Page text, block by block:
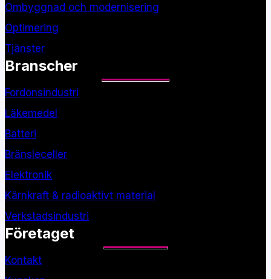
Ombyggnad och modernisering
Optimering
Tjänster
Branscher
Fordonsindustri
Läkemedel
Batteri
Bränsleceller
Elektronik
Kärnkraft & radioaktivt material
Verkstadsindustri
Företaget
Kontakt